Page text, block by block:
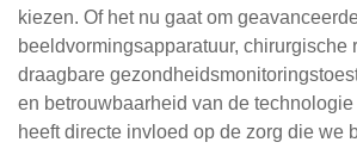
kiezen. Of het nu gaat om
beeldvormingsapparatuur, chirurgische
draagbare
en betrouwbaarheid van de
heeft directe invloed op de zorg die we